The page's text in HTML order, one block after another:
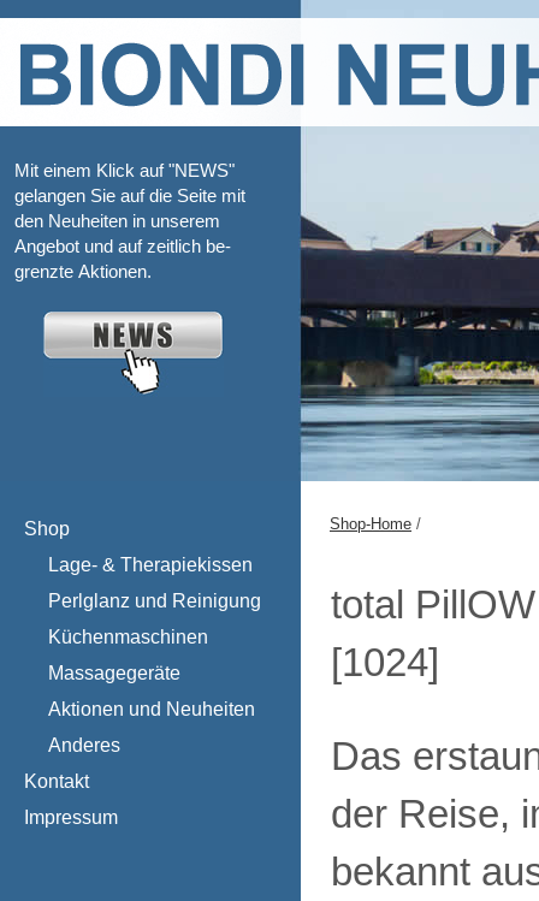
Mit einem Klick auf "NEWS"
gelangen Sie auf die Seite mit
den Neuheiten in unserem
Angebot und auf zeitlich be-
grenzte Aktionen.
Shop
Lage- & Therapiekissen
Perlglanz und Reinigung
Küchenmaschinen
Massagegeräte
Aktionen und Neuheiten
Anderes
Kontakt
Impressum
Shop-Home /
total PillOW
[1024]
Das
der Reise,
bekannt